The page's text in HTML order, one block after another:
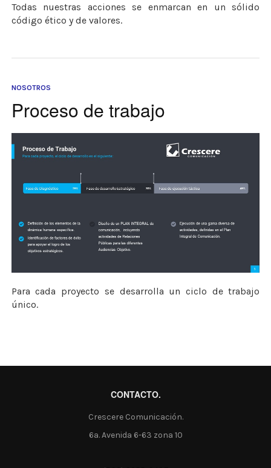
Todas nuestras acciones se enmarcan en un sólido
código ético y de valores.
NOSOTROS
Proceso de trabajo
Para cada proyecto se desarrolla un ciclo de trabajo
único.
CONTACTO.
Crescere Comunicación.
6a. Avenida 6-63 zona 10